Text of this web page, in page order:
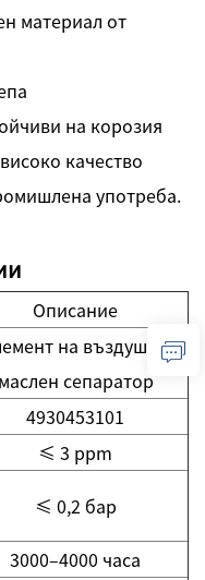
материал от
на корозия
качество
употреба.
Описание
на въздушен
маслен сепаратор
4930453101
≤ 3 ppm
≤ 0,2 бар
3000–4000 часа